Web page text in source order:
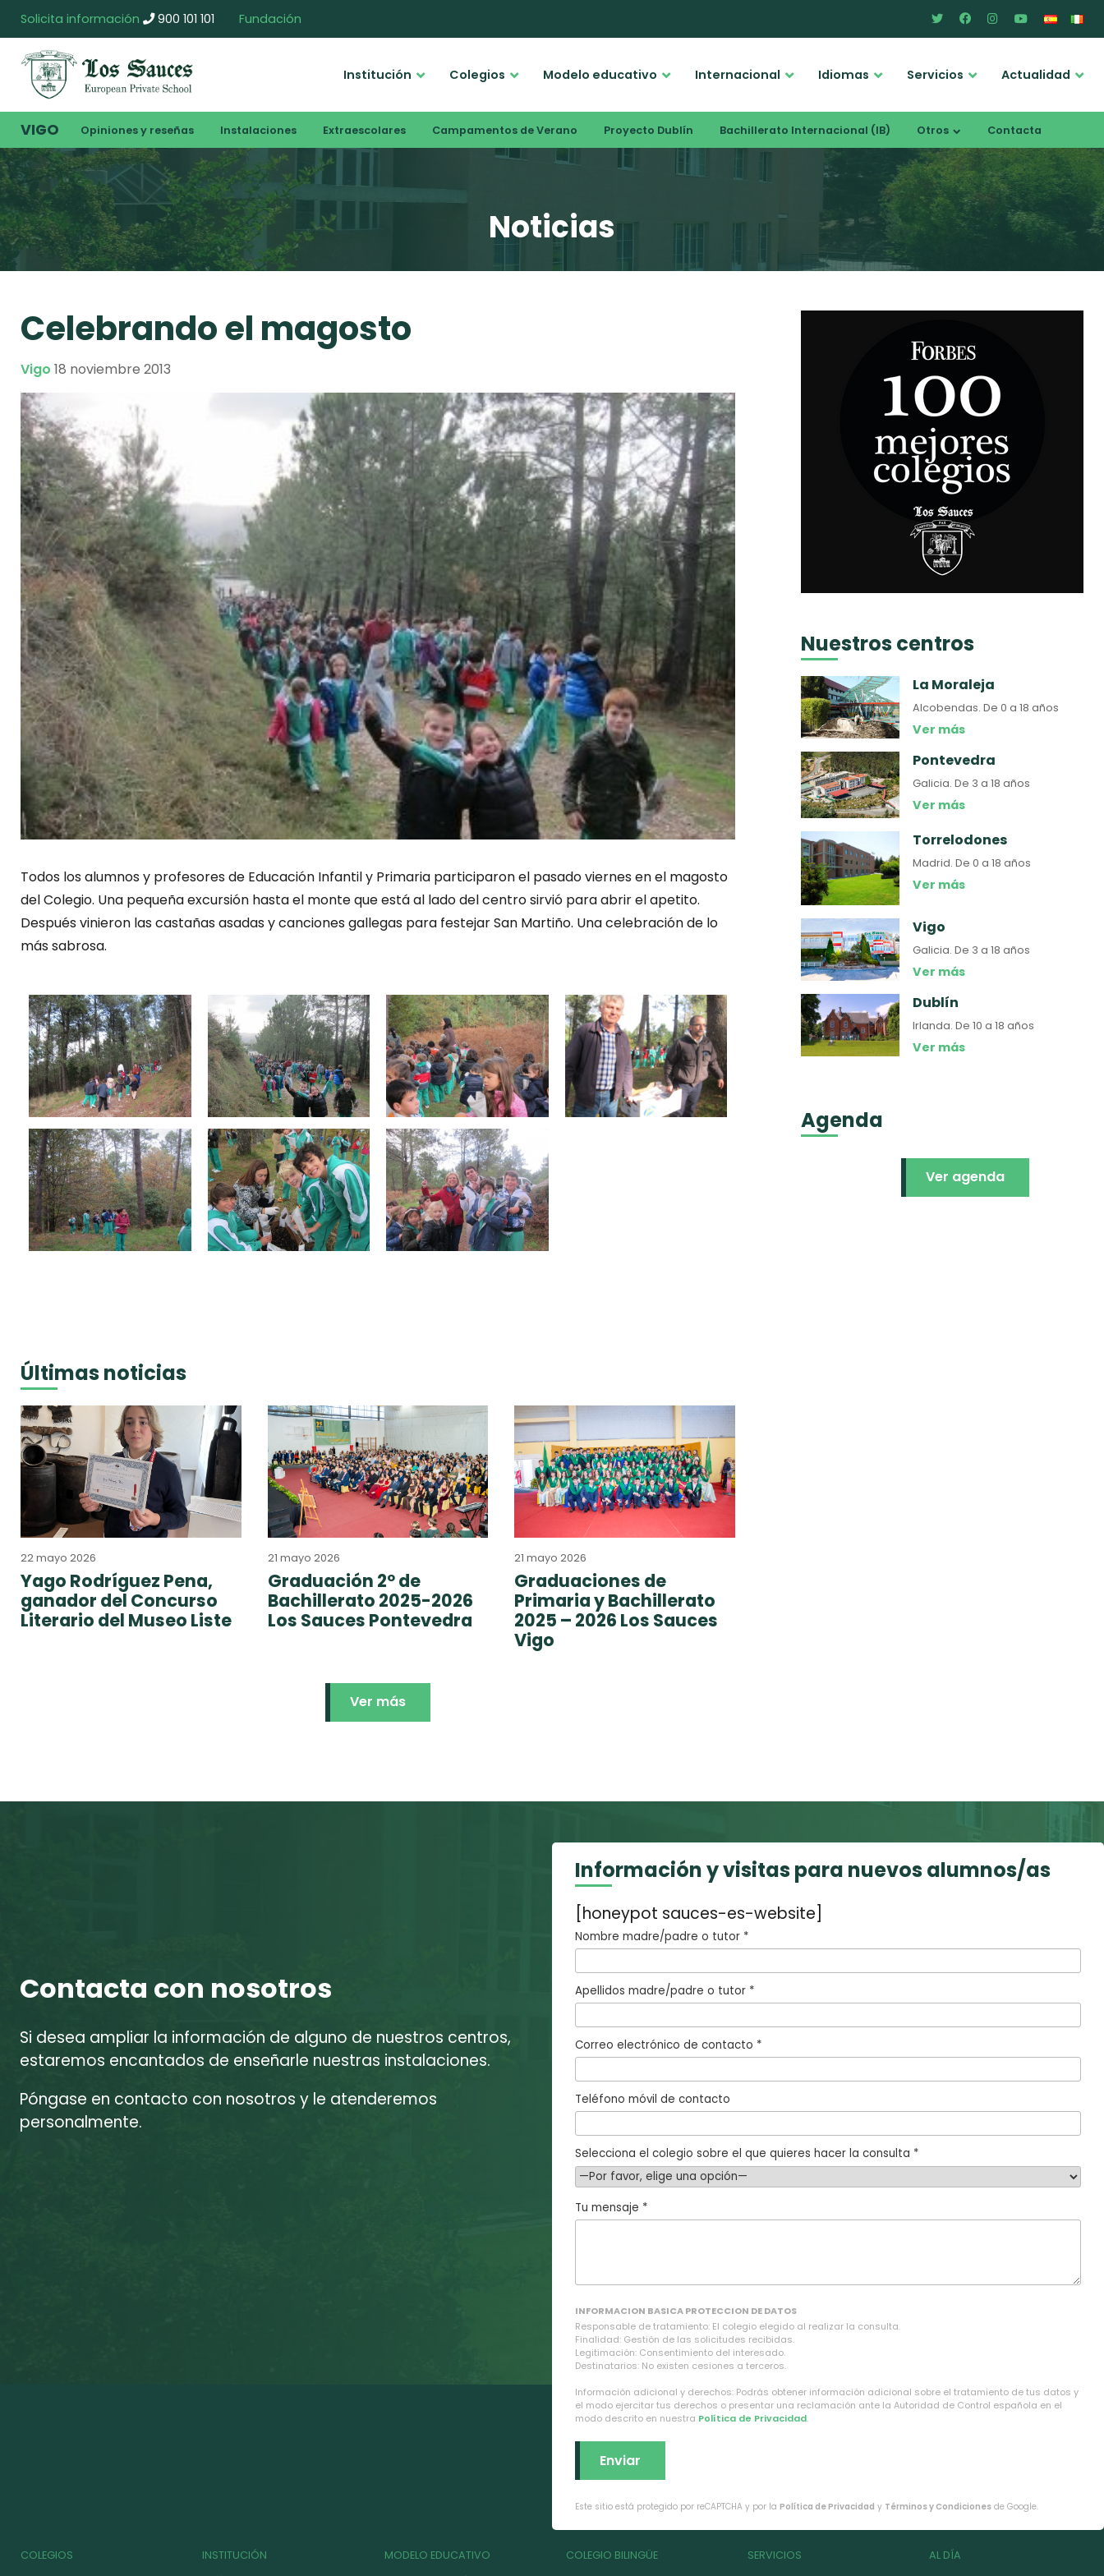
Solicita información 900 101 101 Fundación
Institución Colegios Modelo educativo Internacional Idiomas Servicios Actualidad
VIGO Opiniones y reseñas Instalaciones Extraescolares Campamentos de Verano Proyecto Dublín Bachillerato Internacional (IB) Otros Contacta
Noticias
Celebrando el magosto
Vigo 18 noviembre 2013
Todos los alumnos y profesores de Educación Infantil y Primaria participaron el pasado viernes en el magosto
del Colegio. Una pequeña excursión hasta el monte que está al lado del centro sirvió para abrir el apetito.
Después vinieron las castañas asadas y canciones gallegas para festejar San Martiño. Una celebración de lo
más sabrosa.
Últimas noticias
22 mayo 2026
Yago Rodríguez Pena,
ganador del Concurso
Literario del Museo Liste
21 mayo 2026
Graduación 2º de
Bachillerato 2025-2026
Los Sauces Pontevedra
21 mayo 2026
Graduaciones de
Primaria y Bachillerato
2025 – 2026 Los Sauces
Vigo
Ver más
Nuestros centros
La Moraleja
Alcobendas.De 0 a 18 años
Ver más
Pontevedra
Galicia.De 3 a 18 años
Ver más
Torrelodones
Madrid.De 0 a 18 años
Ver más
Vigo
Galicia.De 3 a 18 años
Ver más
Dublín
Irlanda.De 10 a 18 años
Ver más
Agenda
Ver agenda
Contacta con nosotros
Si desea ampliar la información de alguno de nuestros centros,
estaremos encantados de enseñarle nuestras instalaciones.
Póngase en contacto con nosotros y le atenderemos
personalmente.
Información y visitas para nuevos alumnos/as
[honeypot sauces-es-website]
Nombre madre/padre o tutor *
Apellidos madre/padre o tutor *
Correo electrónico de contacto *
Teléfono móvil de contacto
Selecciona el colegio sobre el que quieres hacer la consulta *
Tu mensaje *
INFORMACION BASICA PROTECCION DE DATOS
Responsable de tratamiento: El colegio elegido al realizar la consulta.
Finalidad: Gestión de las solicitudes recibidas.
Legitimación: Consentimiento del interesado.
Destinatarios: No existen cesiones a terceros.
Información adicional y derechos: Podrás obtener información adicional sobre el tratamiento de tus datos y
el modo ejercitar tus derechos o presentar una reclamación ante la Autoridad de Control española en el
modo descrito en nuestra Política de Privacidad.
Este sitio está protegido por reCAPTCHA y por la Política de Privacidad y Términos y Condiciones de Google.
COLEGIOS INSTITUCIÓN MODELO EDUCATIVO COLEGIO BILINGÜE SERVICIOS AL DÍA